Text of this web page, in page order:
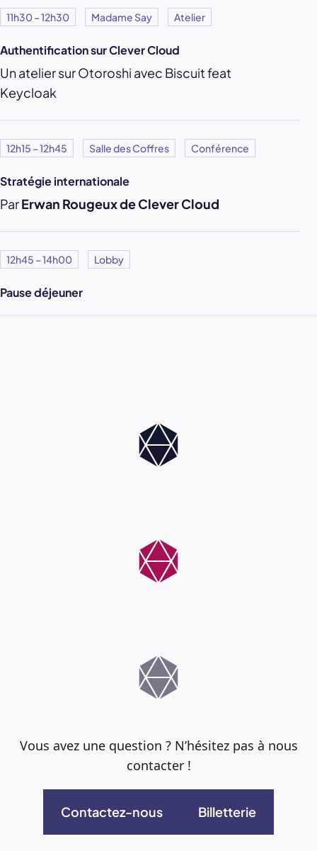
11h30 – 12h30 Madame Say Atelier
Authentification sur Clever Cloud
Un atelier sur Otoroshi avec Biscuit feat
Keycloak
12h15 – 12h45 Salle des Coffres Conférence
Stratégie internationale
ParErwan Rougeux de Clever Cloud
12h45 – 14h00 Lobby
Pause déjeuner
Vous avez une question ? N’hésitez pas à nous
contacter !
Contactez-nous Billetterie